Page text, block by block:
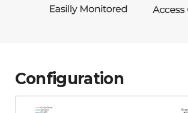
Configuration